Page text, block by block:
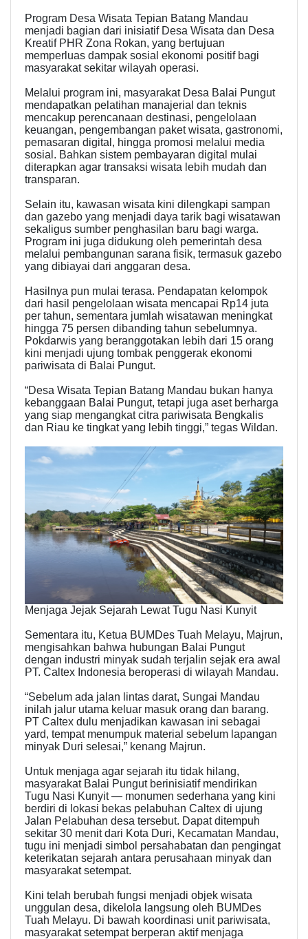
Program Desa Wisata Tepian Batang Mandau
menjadi bagian dari inisiatif Desa Wisata dan Desa
Kreatif PHR Zona Rokan, yang bertujuan
memperluas dampak sosial ekonomi positif bagi
masyarakat sekitar wilayah operasi.
Melalui program ini, masyarakat Desa Balai Pungut
mendapatkan pelatihan manajerial dan teknis
mencakup perencanaan destinasi, pengelolaan
keuangan, pengembangan paket wisata, gastronomi,
pemasaran digital, hingga promosi melalui media
sosial. Bahkan sistem pembayaran digital mulai
diterapkan agar transaksi wisata lebih mudah dan
transparan.
Selain itu, kawasan wisata kini dilengkapi sampan
dan gazebo yang menjadi daya tarik bagi wisatawan
sekaligus sumber penghasilan baru bagi warga.
Program ini juga didukung oleh pemerintah desa
melalui pembangunan sarana fisik, termasuk gazebo
yang dibiayai dari anggaran desa.
Hasilnya pun mulai terasa. Pendapatan kelompok
dari hasil pengelolaan wisata mencapai Rp14 juta
per tahun, sementara jumlah wisatawan meningkat
hingga 75 persen dibanding tahun sebelumnya.
Pokdarwis yang beranggotakan lebih dari 15 orang
kini menjadi ujung tombak penggerak ekonomi
pariwisata di Balai Pungut.
“Desa Wisata Tepian Batang Mandau bukan hanya
kebanggaan Balai Pungut, tetapi juga aset berharga
yang siap mengangkat citra pariwisata Bengkalis
dan Riau ke tingkat yang lebih tinggi,” tegas Wildan.
Menjaga Jejak Sejarah Lewat Tugu Nasi Kunyit
Sementara itu, Ketua BUMDes Tuah Melayu, Majrun,
mengisahkan bahwa hubungan Balai Pungut
dengan industri minyak sudah terjalin sejak era awal
PT. Caltex Indonesia beroperasi di wilayah Mandau.
“Sebelum ada jalan lintas darat, Sungai Mandau
inilah jalur utama keluar masuk orang dan barang.
PT Caltex dulu menjadikan kawasan ini sebagai
yard, tempat menumpuk material sebelum lapangan
minyak Duri selesai,” kenang Majrun.
Untuk menjaga agar sejarah itu tidak hilang,
masyarakat Balai Pungut berinisiatif mendirikan
Tugu Nasi Kunyit — monumen sederhana yang kini
berdiri di lokasi bekas pelabuhan Caltex di ujung
Jalan Pelabuhan desa tersebut. Dapat ditempuh
sekitar 30 menit dari Kota Duri, Kecamatan Mandau,
tugu ini menjadi simbol persahabatan dan pengingat
keterikatan sejarah antara perusahaan minyak dan
masyarakat setempat.
Kini telah berubah fungsi menjadi objek wisata
unggulan desa, dikelola langsung oleh BUMDes
Tuah Melayu. Di bawah koordinasi unit pariwisata,
masyarakat setempat berperan aktif menjaga